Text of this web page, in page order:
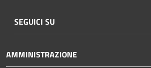
SEGUICI SU
AMMINISTRAZIONE